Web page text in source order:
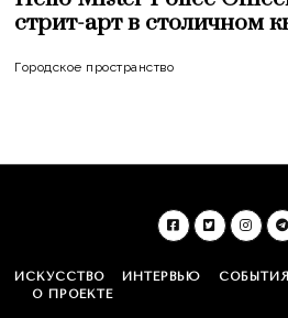
стрит-арт в столичном
Городское пространство
ИСКУССТВО ИНТЕРВЬЮ СОБЫТИЯ
О ПРОЕКТЕ